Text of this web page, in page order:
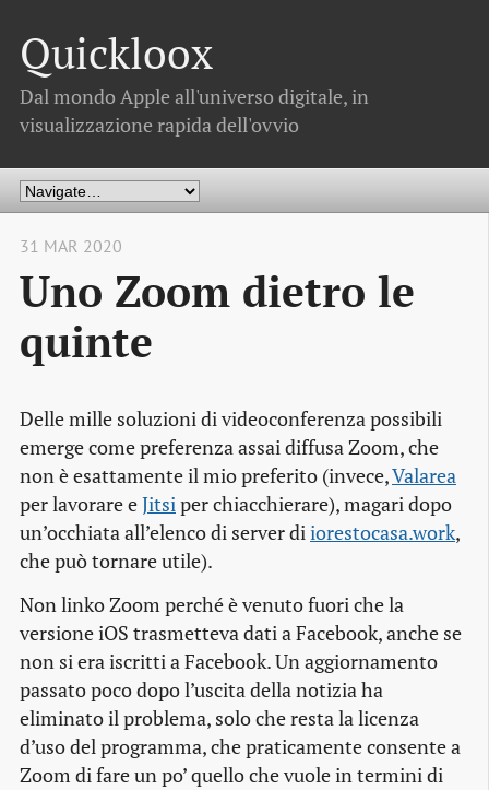
Quickloox
Dal mondo Apple all'universo digitale, in
visualizzazione rapida dell'ovvio
31 MAR 2020
Uno Zoom dietro le
quinte
Delle mille soluzioni di videoconferenza possibili
emerge come preferenza assai diffusa Zoom, che
non è esattamente il mio preferito (invece,Valarea
per lavorare eJitsiper chiacchierare), magari dopo
un’occhiata all’elenco di server diiorestocasa.work,
che può tornare utile).
Non linko Zoom perché è venuto fuori che la
versione iOS trasmetteva dati a Facebook, anche se
non si era iscritti a Facebook. Un aggiornamento
passato poco dopo l’uscita della notizia ha
eliminato il problema, solo che resta la licenza
d’uso del programma, che praticamente consente a
Zoom di fare un po’ quello che vuole in termini di